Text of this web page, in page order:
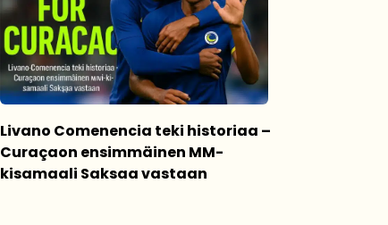
Livano Comenencia teki historiaa –
Curaçaon ensimmäinen MM-
kisamaali Saksaa vastaan